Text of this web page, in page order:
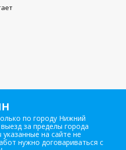
по городу Нижний
за пределы города
указанные на сайте не
нужно договариваться с